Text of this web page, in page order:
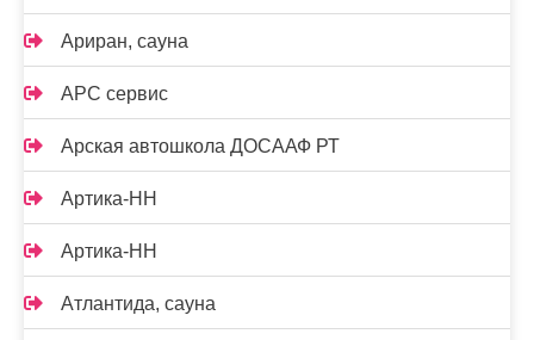
Ариран, сауна
АРС сервис
Арская автошкола ДОСААФ РТ
Артика-НН
Артика-НН
Атлантида, сауна